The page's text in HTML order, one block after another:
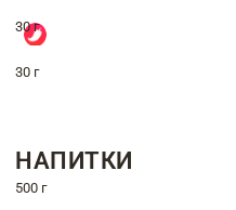
30 г
30 г
НАПИТКИ
500 г